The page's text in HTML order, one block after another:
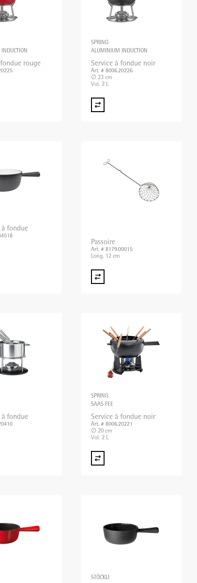
rouge
SPRING
ALUMINIUM INDUCTION
Service à fondue noir
Art. # 8006.20226
∅ 23 cm
Vol. 2 L
à fondue
Passoire
Art. # 8179.00015
Long. 12 cm
à fondue
SPRING
SAAS FEE
Service à fondue noir
Art. # 8006.20221
∅ 20 cm
Vol. 2 L
STÖCKLI